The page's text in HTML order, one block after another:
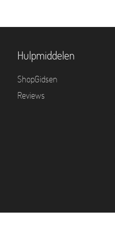
Hulpmiddelen
ShopGidsen
Reviews